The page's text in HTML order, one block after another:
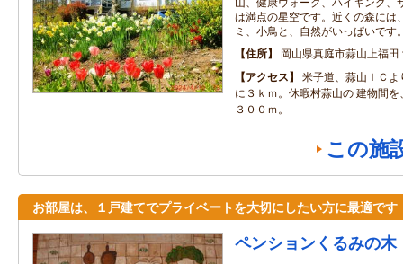
は満点の星空です。近くの森には
ミ、小鳥と、自然がいっぱいです
住所
岡山県真庭市蒜山上福田
アクセス
米子道、蒜山ＩＣ
に３ｋｍ。休暇村蒜山の 建物間
３００ｍ。
この施
お部屋は、１戸建てでプライベートを大切にしたい方に最適です
ペンションくるみの木